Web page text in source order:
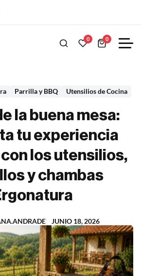
0 0
Parrilla y BBQ Utensilios de Cocina
la buena mesa:
tu experiencia
los utensilios,
y chambas
JUNIO 18, 2026